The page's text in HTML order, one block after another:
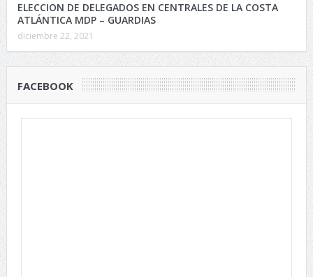
ELECCION DE DELEGADOS EN CENTRALES DE LA COSTA
ATLÁNTICA MDP – GUARDIAS
diciembre 22, 2021
FACEBOOK